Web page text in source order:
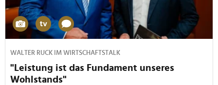
WALTER RUCK IM WIRTSCHAFTSTALK
"Leistung ist das Fundament unseres
Wohlstands"